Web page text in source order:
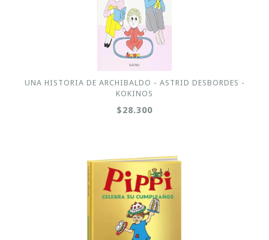
UNA HISTORIA DE ARCHIBALDO - ASTRID DESBORDES -
KOKINOS
$28.300